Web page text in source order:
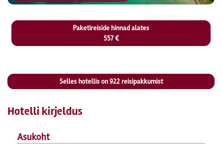
Paketireiside hinnad alates
557 €
Selles hotellis on922reisipakkumist
Hotelli kirjeldus
Asukoht